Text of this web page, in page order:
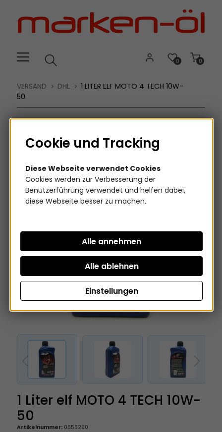
Verwenden
Barrierefreiheitsmenü
ALT
0
0
VERSAND DHL
1 LITER ELF MOTO 4 TECH 10W-
50
1 Liter elf MOTO 4 TECH 10W-
50
Artikelnummer:0555290
Cookie und Tracking
Diese Webseite verwendet Cookies
Cookies werden zur Verbesserung der
Benutzerführung verwendet und helfen dabei,
diese Webseite besser zu machen.
Einstellungen